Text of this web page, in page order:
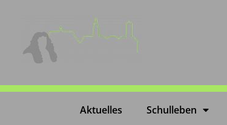
Aktuelles Schulleben